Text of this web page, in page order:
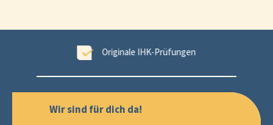
99,6 % Erfolgsgarantie
Wir sind für dich da!